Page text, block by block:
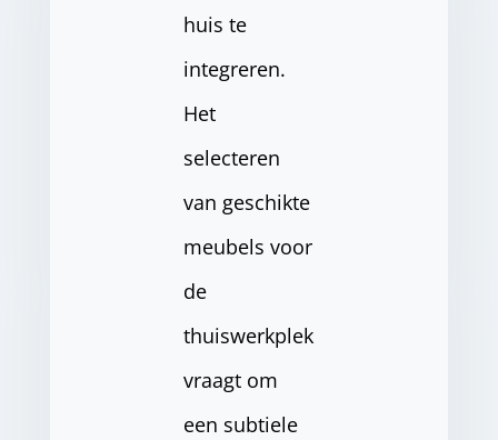
huis te
integreren.
Het
selecteren
van geschikte
meubels voor
de
thuiswerkplek
vraagt om
een subtiele